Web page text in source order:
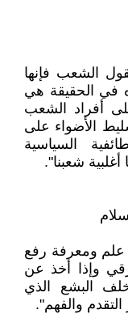
الشعب فإنها
في الحقيقة هي
أفراد الشعب
الأضواء على
السياسية
شعبنا".
علم ومعرفة رفع
وإذا أخذ عن
البشع الذي
والفهم".